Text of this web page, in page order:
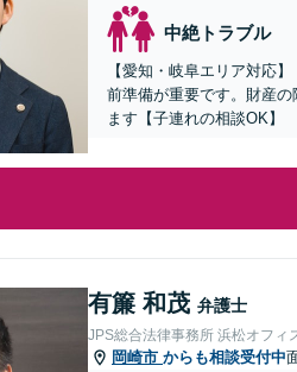
中絶トラブル
【愛知・岐阜エリア対応
前準備が重要です。財産
ます【子連れの相談OK】
有簾 和茂 弁護士
JPS総合法律事務所 浜松オフィ
岡崎市 からも相談受付中